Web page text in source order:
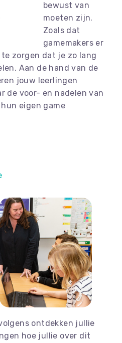
bewust van
moeten zijn.
Zoals dat
gamemakers er
zorgen dat je zo lang
Aan de hand van de
jouw leerlingen
de voor- en nadelen van
eigen game
ontdekken jullie
hoe jullie over dit